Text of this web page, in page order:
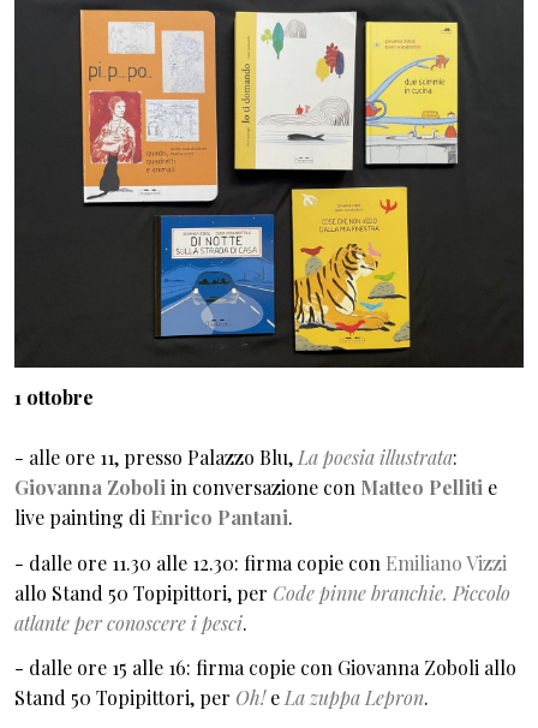
1 ottobre
- alle ore 11, presso Palazzo Blu,La poesia illustrata:
Giovanna Zoboliin conversazione con Matteo Pelliti e
live painting di Enrico Pantani.
- dalle ore 11.30 alle 12.30: firma copie con Emiliano Vizzi
allo Stand 50 Topipittori, per Code pinne branchie. Piccolo
atlante per conoscere i pesci.
- dalle ore 15 alle 16: firma copie con Giovanna Zoboli allo
Stand 50 Topipittori, per Oh!eLa zuppa Lepron.